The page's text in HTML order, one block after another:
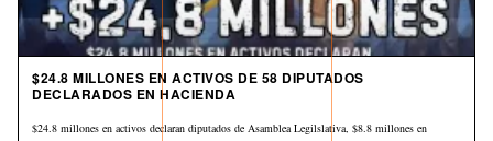
$24.8 MILLONES EN ACTIVOS DE 58 DIPUTADOS
DECLARADOS EN HACIENDA
$24.8 millones en activos declaran diputados de Asamblea Legilslativa, $8.8 millones en